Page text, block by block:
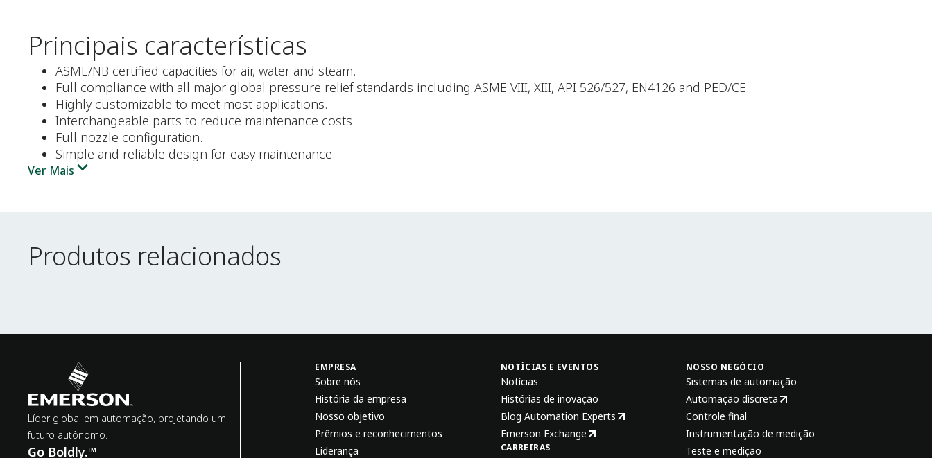
Principais características
ASME/NB certified capacities for air, water and steam.
Full compliance with all major global pressure relief standards including ASME VIII, XIII, API 526/527, EN4126 and PED/CE.
Highly customizable to meet most applications.
Interchangeable parts to reduce maintenance costs.
Full nozzle configuration.
Simple and reliable design for easy maintenance.
Ver Mais
Produtos relacionados
Produtos relacionados
Líder global em automação, projetando um
futuro autônomo.
Go Boldly.™
EMPRESA
Sobre nós
História da empresa
Nosso objetivo
Prêmios e reconhecimentos
Liderança
NOTÍCIAS E EVENTOS
Notícias
Histórias de inovação
Blog Automation Experts
Emerson Exchange
CARREIRAS
NOSSO NEGÓCIO
Sistemas de automação
Automação discreta
Controle final
Instrumentação de medição
Teste e medição